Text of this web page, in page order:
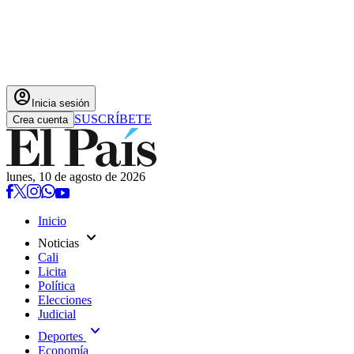
account_circle Inicia sesión
Crea cuenta SUSCRÍBETE
lunes, 10 de agosto de 2026
Inicio
Noticias expand_more
Cali
Licita
Política
Elecciones
Judicial
Deportes expand_more
Economía